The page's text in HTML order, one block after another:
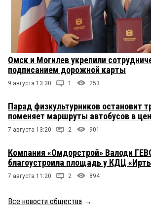
Омск и Могилев укрепили
подписанием дорожной карты
9 августа 13:30 1 253
Парад физкультурников остановит
поменяет маршруты автобусов в
7 августа 13:20 2 901
Компания «Омдорстрой» Валоди
благоустроила площадь у КДЦ
7 августа 11:20 2 894
Все новости общества →